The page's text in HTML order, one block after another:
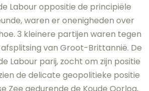
Labour oppositie de principiële
waren er onenigheden over
3 kleinere partijen waren tegen
van Groot-Brittannië. De
Labour parij, zocht om zijn positie
de delicate geopolitieke positie